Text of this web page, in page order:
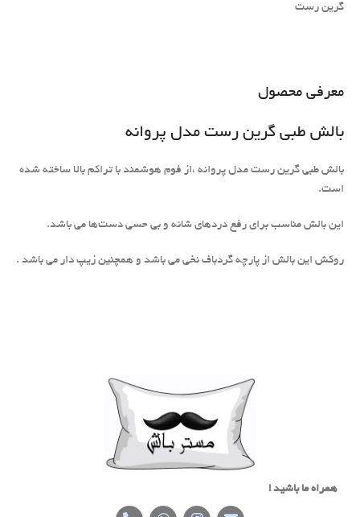
معرفی محصول
بالش طبی گرین رست مدل پروانه
بالش طبی گرین رست مدل پروانه ،از فوم هوشمند با تراکم بالا ساخته شده
است.
این بالش مناسب برای رفع دردهای شانه و بی حسی دست‌ها می باشد.
روکش این بالش از پارچه گردباف نخی می باشد و همچنین زیپ دار می باشد .
گرین رست
همراه ما باشید !